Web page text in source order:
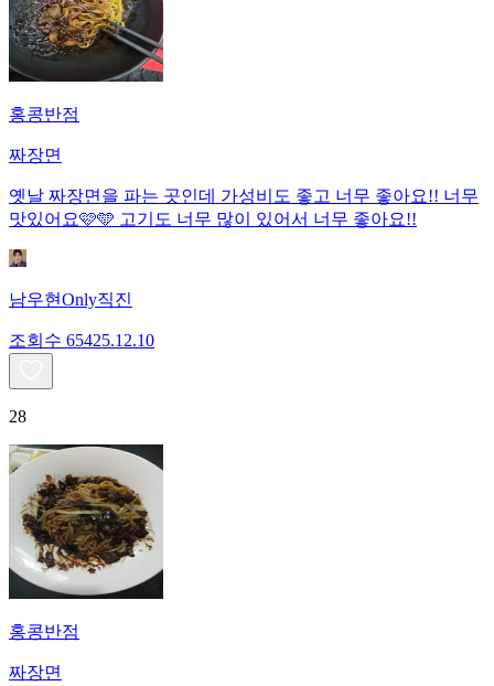
홍콩반점
짜장면
옛날 짜장면을 파는 곳인데 가성비도 좋고 너무 좋아요!! 너무
맛있어요🩷🩵 고기도 너무 많이 있어서 너무 좋아요!!
남우현Only직진
조회수 65425.12.10
28
홍콩반점
짜장면